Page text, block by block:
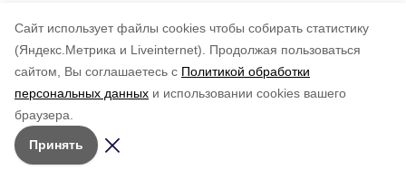
Cайт использует файлы cookies чтобы собирать статистику
(Яндекс.Метрика и Liveinternet).
Продолжая пользоваться
сайтом, Вы соглашаетесь с Политикой обработки
персональных данных и использовании cookies вашего
браузера.
Принять